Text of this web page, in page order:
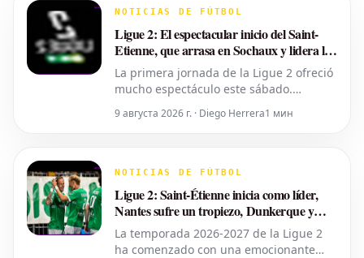
las razones de su decisión y por qué no
verano.
NOTICIAS DE FÚTBOL
Ligue 2: El espectacular inicio del Saint-
Etienne, que arrasa en Sochaux y lidera la
clasificación
La primera jornada de la Ligue 2 ofreció
mucho espectáculo este sábado.
antiguos grandes Sochaux y Saint-
la cabeza de la clasificación. Un
comienzo arrollador que da esperanza
9 августа 2026 г. · Diego Herrera1 мин
NOTICIAS DE FÚTBOL
Ligue 2: Saint-Étienne inicia como líder,
Nantes sufre un tropiezo, Dunkerque y
Rodez con buen arranque
La temporada 2026-2027 de la Ligue 2
ha comenzado con una emocionante